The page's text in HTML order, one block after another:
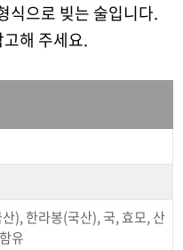
식으로 빚는 술입니다.
해 주세요.
), 한라봉(국산), 국, 효모, 산
유